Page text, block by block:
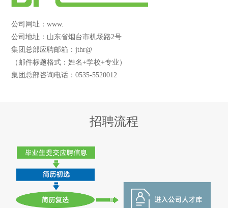
公司网址：www.
公司地址：山东省烟台市机场路2号
集团总部应聘邮箱：jthr@
（邮件标题格式：姓名+学校+专业）
集团总部咨询电话：0535-5520012
招聘流程